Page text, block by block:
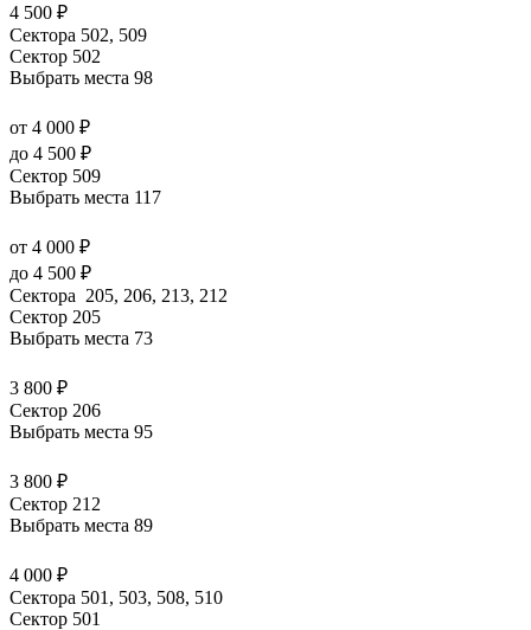
4 500 ₽
Сектора 502, 509
Сектор 502
Выбрать места 98
от 4 000 ₽
до 4 500 ₽
Сектор 509
Выбрать места 117
от 4 000 ₽
до 4 500 ₽
Сектора 205, 206, 213, 212
Сектор 205
Выбрать места 73
3 800 ₽
Сектор 206
Выбрать места 95
3 800 ₽
Сектор 212
Выбрать места 89
4 000 ₽
Сектора 501, 503, 508, 510
Сектор 501